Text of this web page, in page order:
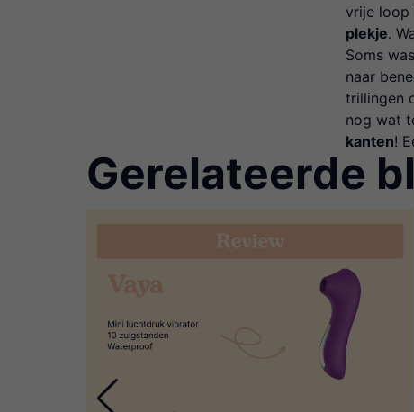
vrije loop
plekje.
Soms
naar
trillingen
nog wat
kanten!
Gerelateerde